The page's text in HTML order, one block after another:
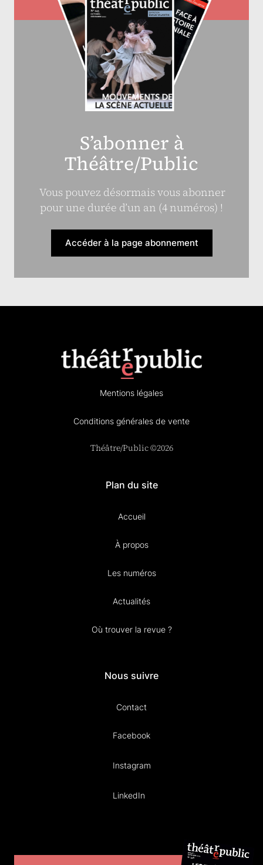
S’abonner à
Théâtre/Public
Vous pouvez désormais vous abonner
pour une durée d’un an (4 numéros) !
Accéder à la page abonnement
Mentions légales
Conditions générales de vente
Théâtre/Public ©2026
Plan du site
Accueil
À propos
Les numéros
Actualités
Où trouver la revue ?
Nous suivre
Contact
Facebook
Instagram
LinkedIn